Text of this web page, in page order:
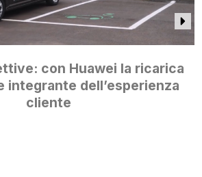
con Huawei la ricarica
integrante dell’esperienza
cliente